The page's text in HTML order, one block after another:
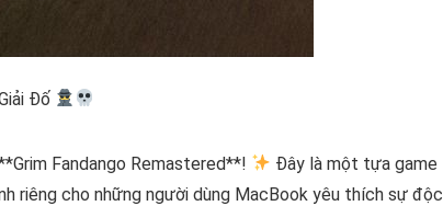
Đố
Fandango Remastered**!
Đây là một tựa game
riêng cho những người dùng MacBook yêu thích sự độc